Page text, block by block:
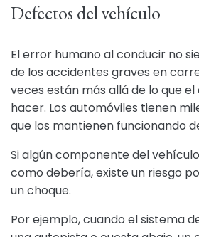
Defectos del vehículo
El error humano al conducir no
de los accidentes graves en
veces están más allá de lo que
hacer. Los automóviles tienen
que los mantienen funcionando
Si algún componente del
como debería, existe un riesgo
un choque.
Por ejemplo, cuando el sistema